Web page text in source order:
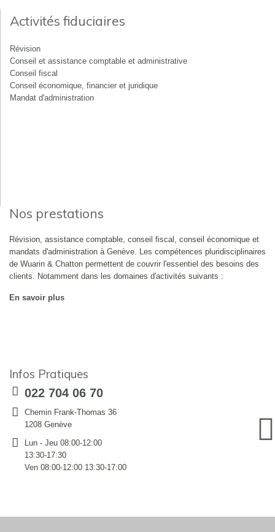
Activités fiduciaires
Révision
Conseil et assistance comptable et administrative
Conseil fiscal
Conseil économique, financier et juridique
Mandat d'administration
Nos prestations
Révision, assistance comptable, conseil fiscal, conseil économique et
mandats d'administration à Genève. Les compétences pluridisciplinaires
de Wuarin & Chatton permettent de couvrir l'essentiel des besoins des
clients. Notamment dans les domaines d'activités suivants :
En savoir plus
Infos Pratiques
022 704 06 70
Chemin Frank-Thomas 36
1208 Genève
Lun - Jeu 08:00-12:00
13:30-17:30
Ven 08:00-12:00 13:30-17:00